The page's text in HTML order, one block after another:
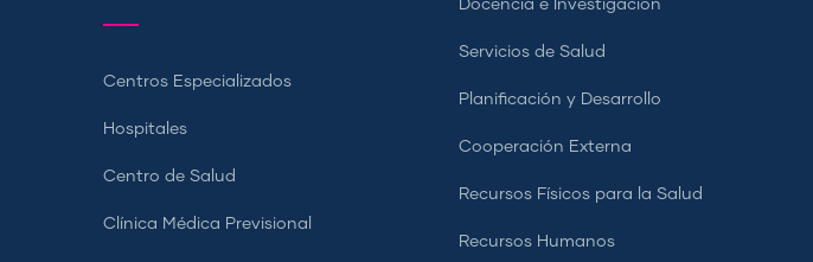
Centros Especializados
Hospitales
Centro de Salud
Clínica Médica Previsional
Docencia e Investigación
Servicios de Salud
Planificación y Desarrollo
Cooperación Externa
Recursos Físicos para la Salud
Recursos Humanos